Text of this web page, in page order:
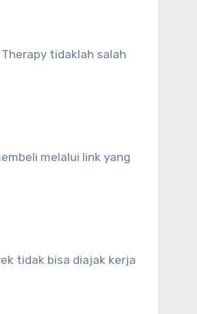
tidaklah salah
melalui link yang
tidak bisa diajak kerja